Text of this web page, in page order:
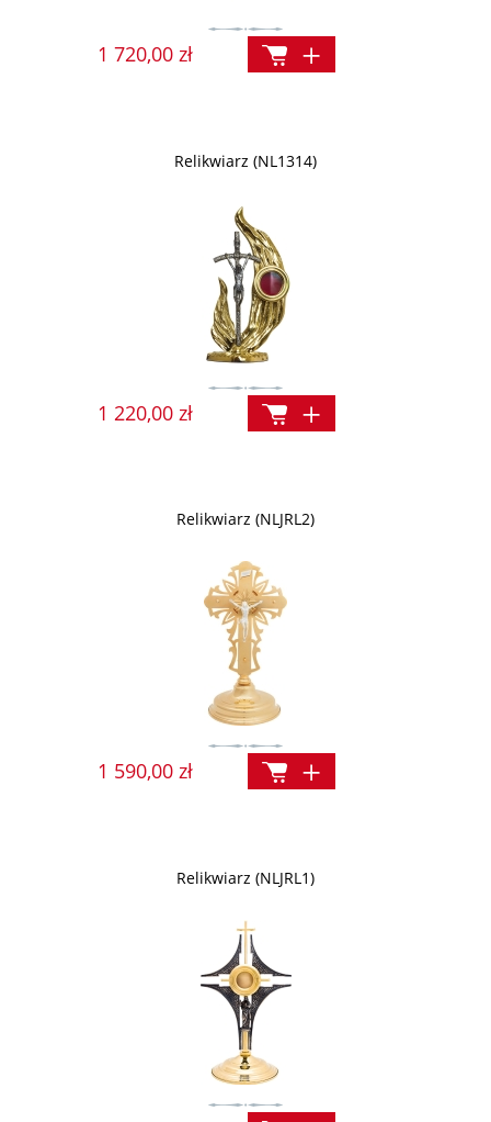
1 720,00 zł
Relikwiarz (NL1314)
1 220,00 zł
Relikwiarz (NLJRL2)
1 590,00 zł
Relikwiarz (NLJRL1)